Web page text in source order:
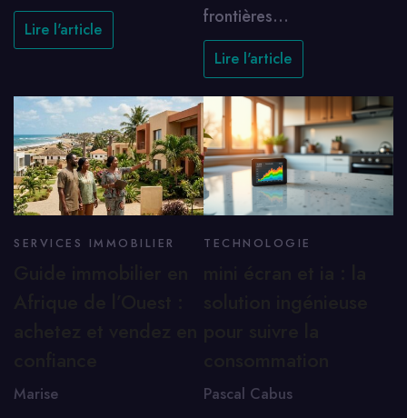
Lire l'article
frontières…
Lire l'article
SERVICES IMMOBILIER
Marise
TECHNOLOGIE
Pascal Cabus